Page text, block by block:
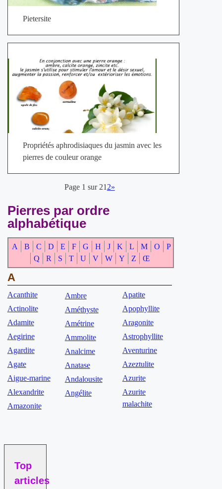
Pietersite
Propriétés aphrodisiaques du jasmin avec les
pierres de couleur orange
Page 1 sur 212»
Pierres par ordre
alphabétique
A B C D E F G H J K L M O
P
Q
R S T U V W Y Z Œ
A
Acanthite
Actinolite
Adamite
Aegirine
Agardite
Agate
Aigue-marine
Alexandrite
Amazonite
Ambre
Améthyste
Amétrine
Ammolite
Analcime
Anatase
Andalousite
Angélite
Apatite
Apophyllite
Aragonite
Astrophyllite
Aventurine
Azeztulite
Azurite
Azurite
malachite
Top
articles